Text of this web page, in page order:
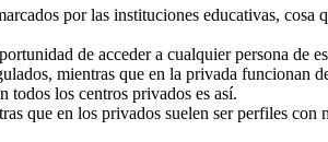
por las instituciones educativas, cosa
de acceder a cualquier persona de
mientras que en la privada funcionan
los centros privados es así.
que en los privados suelen ser perfiles con